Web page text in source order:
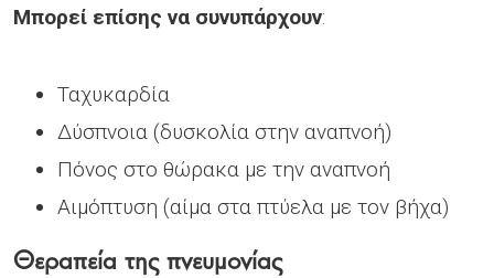
Μπορεί επίσης να συνυπάρχουν:
Ταχυκαρδία
Δύσπνοια (δυσκολία στην αναπνοή)
Πόνος στο θώρακα με την αναπνοή
Αιμόπτυση (αίμα στα πτύελα με τον βήχα)
Θεραπεία της πνευμονίας